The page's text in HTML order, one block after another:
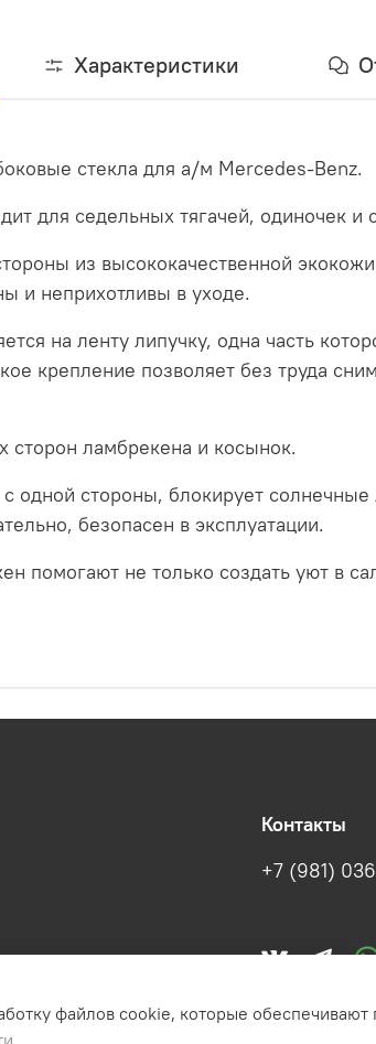
Характеристики
стекла для а/м Mercedes-Benz.
для седельных тягачей, одиночек и
из высококачественной
и неприхотливы в уходе.
на ленту липучку, одна часть
крепление позволяет без труда
ламбрекена и косынок.
одной стороны, блокирует
безопасен в эксплуатации.
помогают не только создать уют в
Контакты
+7 (981)
файлов cookie, которые обеспечивают